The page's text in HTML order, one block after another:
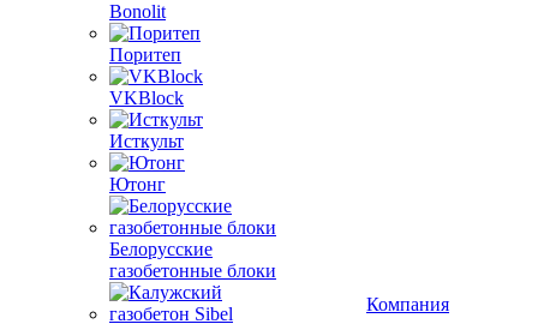
Bonolit
Поритеп
VKBlock
Исткульт
Ютонг
Белорусские
газобетонные блоки
Компания